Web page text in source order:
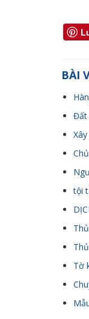
BÀI
Đất
tội
Tờ